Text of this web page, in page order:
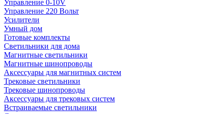
Управление 0-10V
Управление 220 Вольт
Усилители
Умный дом
Готовые комплекты
Светильники для дома
Магнитные светильники
Магнитные шинопроводы
Аксессуары для магнитных систем
Трековые светильники
Трековые шинопроводы
Аксессуары для трековых систем
Встраиваемые светильники